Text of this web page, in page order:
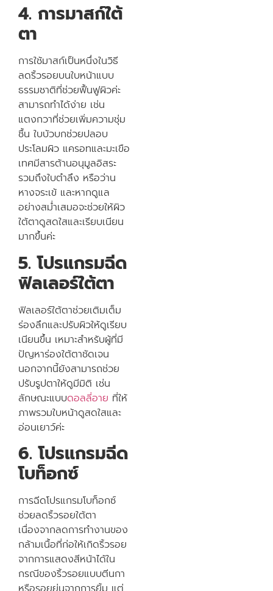
4. การมาสก์ใต้
ตา
การใช้มาสก์เป็นหนึ่งในวิธี
ลดริ้วรอยบนใบหน้าแบบ
ธรรมชาติที่ช่วยฟื้นฟูผิวค่ะ
สามารถทำได้ง่าย เช่น
แตงกวาที่ช่วยเพิ่มความชุ่ม
ชื้น ใบบัวบกช่วยปลอบ
ประโลมผิว แครอทและมะเขือ
เทศมีสารต้านอนุมูลอิสระ
รวมถึงใบตำลึง หรือว่าน
หางจระเข้ และหากดูแล
อย่างสม่ำเสมอจะช่วยให้ผิว
ใต้ตาดูสดใสและเรียบเนียน
มากขึ้นค่ะ
5. โปรแกรมฉีด
ฟิลเลอร์ใต้ตา
ฟิลเลอร์ใต้ตาช่วยเติมเต็ม
ร่องลึกและปรับผิวให้ดูเรียบ
เนียนขึ้น เหมาะสำหรับผู้ที่มี
ปัญหาร่องใต้ตาชัดเจน
นอกจากนี้ยังสามารถช่วย
ปรับรูปตาให้ดูมีมิติ เช่น
ลักษณะแบบดอลลี่อาย ที่ให้
ภาพรวมใบหน้าดูสดใสและ
อ่อนเยาว์ค่ะ
6. โปรแกรมฉีด
โบท็อกซ์
การฉีดโปรแกรมโบท็อกซ์
ช่วยลดริ้วรอยใต้ตา
เนื่องจากลดการทำงานของ
กล้ามเนื้อที่ก่อให้เกิดริ้วรอย
จากการแสดงสีหน้าได้ใน
กรณีของริ้วรอยแบบตีนกา